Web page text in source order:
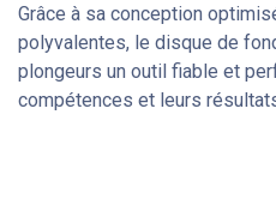
Grâce à sa conception
polyvalentes, le disque de
plongeurs un outil fiable et
compétences et leurs